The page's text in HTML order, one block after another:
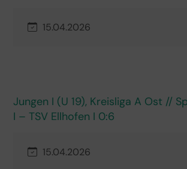
15.04.2026
Jungen I (U 19), Kreisliga A Ost //
I – TSV Ellhofen I 0:6
15.04.2026